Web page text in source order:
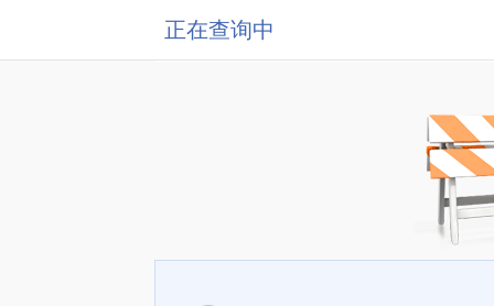
正在查询中